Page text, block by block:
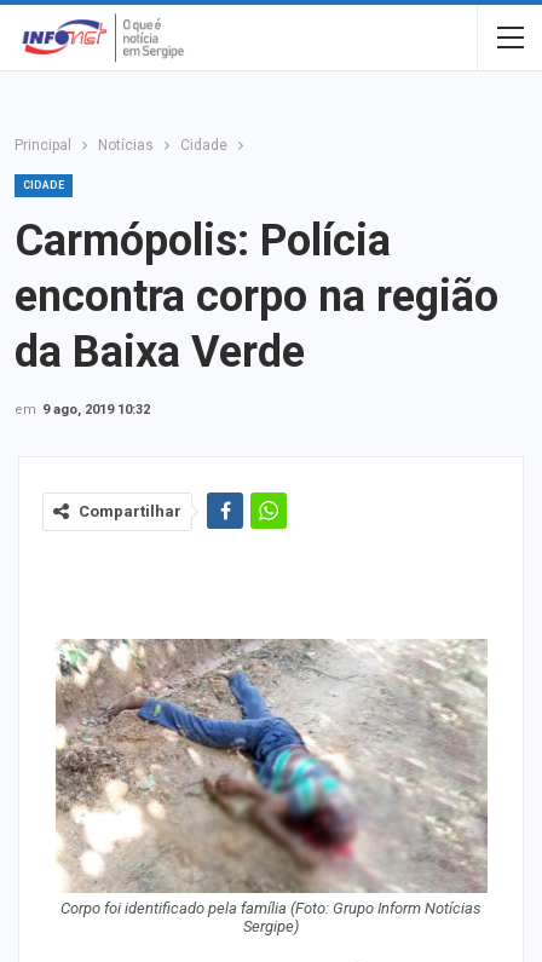
Principal Notícias Cidade
CIDADE
Carmópolis: Polícia
encontra corpo na região
da Baixa Verde
em 9 ago, 2019 10:32
Compartilhar
Corpo foi identificado pela família (Foto: Grupo Inform Notícias
Sergipe)